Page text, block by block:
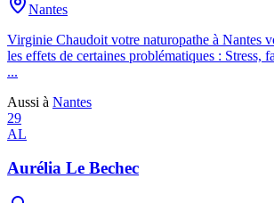
Nantes
Virginie Chaudoit votre naturopathe à Nantes
les effets de certaines problématiques : Stress,
...
Aussi à Nantes
29
AL
Aurélia Le Bechec